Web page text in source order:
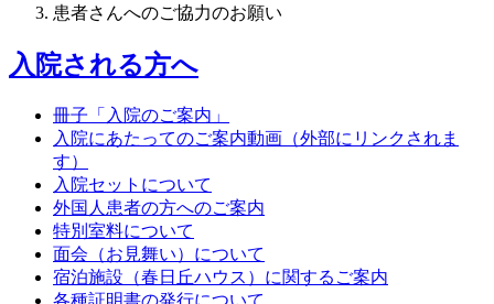
患者さんへのご協力のお願い
入院される方へ
冊子「入院のご案内」
入院にあたってのご案内動画（外部にリンクされま
す）
入院セットについて
外国人患者の方へのご案内
特別室料について
面会（お見舞い）について
宿泊施設（春日丘ハウス）に関するご案内
各種証明書の発行について